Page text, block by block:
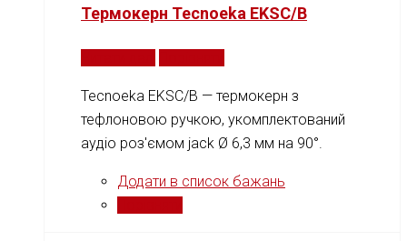
Термокерн Tecnoeka EKSC/B
Tecnoeka EKSC/B — термокерн з
тефлоновою ручкою, укомплектований
аудіо роз'ємом jack Ø 6,3 мм на 90°.
Додати в список бажань